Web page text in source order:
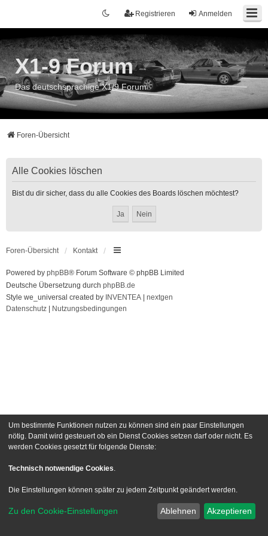
Anmelden
Registrieren
X1-9 Forum
Das deutschsprachige X1/9 Forum
Foren-Übersicht
Alle Cookies löschen
Bist du dir sicher, dass du alle Cookies des Boards löschen möchtest?
Foren-Übersicht Kontakt
Powered by phpBB® Forum Software © phpBB Limited
Deutsche Übersetzung durch phpBB.de
Style we_universal created by INVENTEA
nextgen
Datenschutz
Nutzungsbedingungen
Um bestimmte Funktionen nutzen zu können sind ein paar Einstellungen
nötig. Damit wird gesteuert ob ein Dienst Cookies setzen darf oder nicht. Es
werden Cookies gesetzt für folgende Dienste:
Technisch notwendige Cookies.
Die Einstellungen können später zu jedem Zeitpunkt geändert werden.
Zu den Cookie-Einstellungen Ablehnen Akzeptieren